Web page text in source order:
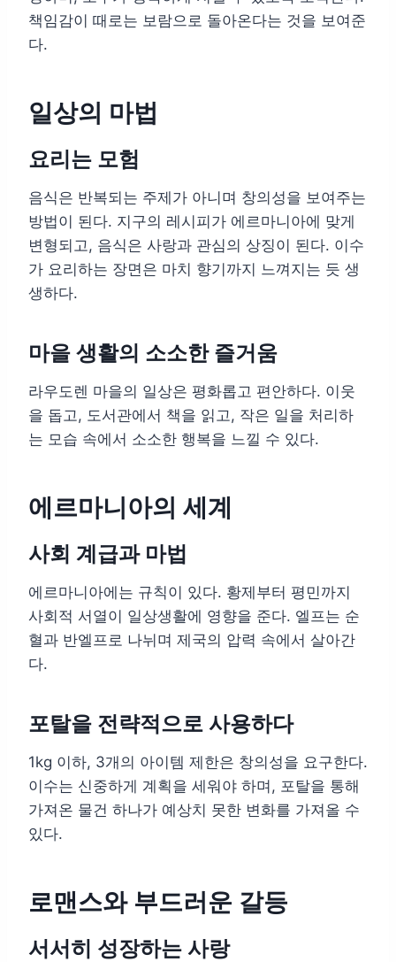
책임감이 때로는 보람으로 돌아온다는 것을 보여준
다.
일상의 마법
요리는 모험
음식은 반복되는 주제가 아니며 창의성을 보여주는
방법이 된다. 지구의 레시피가 에르마니아에 맞게
변형되고, 음식은 사랑과 관심의 상징이 된다. 이수
가 요리하는 장면은 마치 향기까지 느껴지는 듯 생
생하다.
마을 생활의 소소한 즐거움
라우도렌 마을의 일상은 평화롭고 편안하다. 이웃
을 돕고, 도서관에서 책을 읽고, 작은 일을 처리하
는 모습 속에서 소소한 행복을 느낄 수 있다.
에르마니아의 세계
사회 계급과 마법
에르마니아에는 규칙이 있다. 황제부터 평민까지
사회적 서열이 일상생활에 영향을 준다. 엘프는 순
혈과 반엘프로 나뉘며 제국의 압력 속에서 살아간
다.
포탈을 전략적으로 사용하다
1kg 이하, 3개의 아이템 제한은 창의성을 요구한다.
이수는 신중하게 계획을 세워야 하며, 포탈을 통해
가져온 물건 하나가 예상치 못한 변화를 가져올 수
있다.
로맨스와 부드러운 갈등
서서히 성장하는 사랑